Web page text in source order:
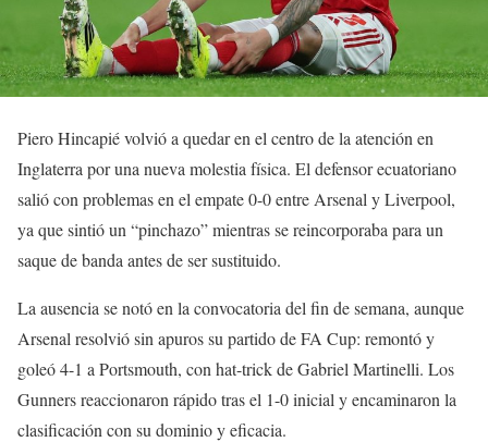
Piero Hincapié volvió a quedar en el centro de la atención en
Inglaterra por una nueva molestia física. El defensor ecuatoriano
salió con problemas en el empate 0-0 entre Arsenal y Liverpool,
ya que sintió un “pinchazo” mientras se reincorporaba para un
saque de banda antes de ser sustituido.
La ausencia se notó en la convocatoria del fin de semana, aunque
Arsenal resolvió sin apuros su partido de FA Cup: remontó y
goleó 4-1 a Portsmouth, con hat-trick de Gabriel Martinelli. Los
Gunners reaccionaron rápido tras el 1-0 inicial y encaminaron la
clasificación con su dominio y eficacia.